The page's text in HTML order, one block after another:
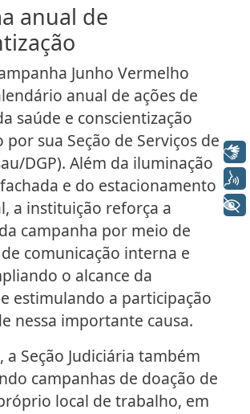
anual de
Junho Vermelho
anual de ações de
saúde e conscientização
sua Seção de Serviços de
DGP). Além da iluminação
e do estacionamento
a instituição reforça a
campanha por meio de
comunicação interna e
o alcance da
estimulando a participação
nessa importante causa.
a Seção Judiciária também
campanhas de doação de
local de trabalho, em
Libras
Voz
+ Acessibilidade